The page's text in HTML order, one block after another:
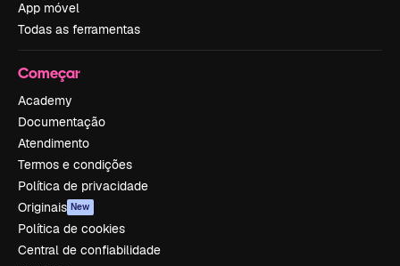
App móvel
Todas as ferramentas
Começar
Academy
Documentação
Atendimento
Termos e condições
Política de privacidade
Originais New
Política de cookies
Central de confiabilidade